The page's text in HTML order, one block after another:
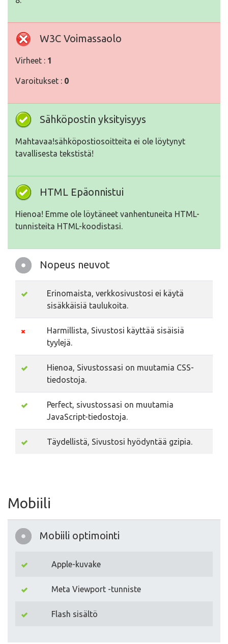
W3C Voimassaolo
Virheet : 1
Varoitukset : 0
Sähköpostin yksityisyys
Mahtavaa!sähköpostiosoitteita ei ole löytynyt
tavallisesta tekstistä!
HTML Epäonnistui
Hienoa! Emme ole löytäneet vanhentuneita HTML-
tunnisteita HTML-koodistasi.
Nopeus neuvot
Erinomaista, verkkosivustosi ei käytä
sisäkkäisiä taulukoita.
Harmillista, Sivustosi käyttää sisäisiä
tyylejä.
Hienoa, Sivustossasi on muutamia CSS-
tiedostoja.
Perfect, sivustossasi on muutamia
JavaScript-tiedostoja.
Täydellistä, Sivustosi hyödyntää gzipia.
Mobiili
Mobiili optimointi
Apple-kuvake
Meta Viewport -tunniste
Flash sisältö